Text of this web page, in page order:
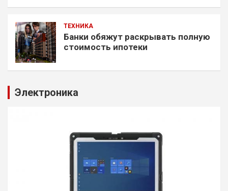
ТЕХНИКА
Банки обяжут раскрывать полную
стоимость ипотеки
Электроника